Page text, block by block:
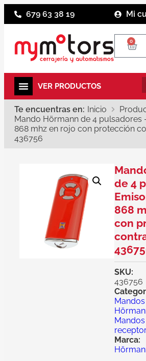
679 63 38 19 Mi
0
Te encuentras en: Inicio
Mando Hörmann de 4 pulsadores
868 mhz en rojo con protección
436756
de 4
868
con
SKU:
436756
Mandos
Marca: